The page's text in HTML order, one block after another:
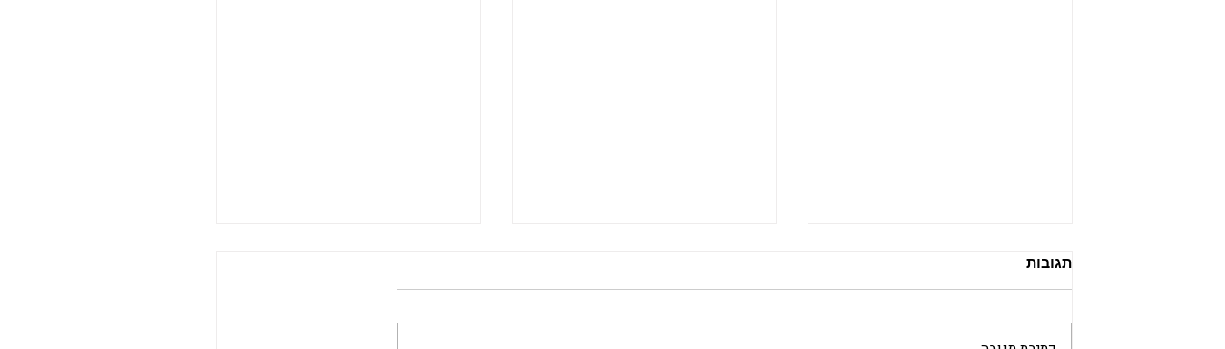
כשהכאב עצמו הוא גשר
הילד שייך להוריו לפני שהוא מבין את עצמו
תגובות